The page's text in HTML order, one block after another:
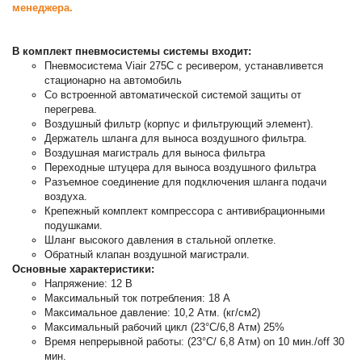
менеджера.
В комплект пневмосистемы системы входит:
Пневмосистема Viair 275C с ресивером, устанавливется
стационарно на автомобиль
Со встроенной автоматической системой защиты от
перегрева.
Воздушный фильтр (корпус и фильтрующий элемент).
Держатель шланга для выноса воздушного фильтра.
Воздушная магистраль для выноса фильтра
Переходные штуцера для выноса воздушного фильтра
Разъемное соединение для подключения шланга подачи
воздуха.
Крепежный комплект компрессора с антивибрационными
подушками.
Шланг высокого давления в стальной оплетке.
Обратный клапан воздушной магистрали.
Основные характеристики:
Напряжение: 12 В
Максимальный ток потребления: 18 А
Максимальное давление: 10,2 Атм. (кг/см2)
Максимальный рабочий цикл (23°C/6,8 Атм) 25%
Время непрерывной работы: (23°C/ 6,8 Атм) on 10 мин./off 30
мин.